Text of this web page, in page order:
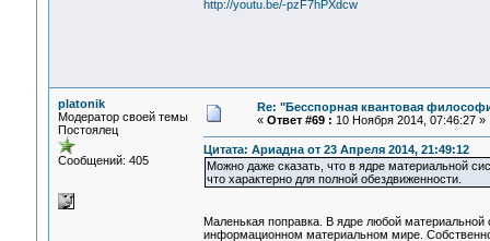
http://youtu.be/-pzF7hPXdcw
platonik
Модератор своей темы
Постоялец
Сообщений: 405
Re: "Бесспорная квантовая
« Ответ #69 : 10 Ноября 2014, 07:46:27 »
Цитата: Ариадна от 23 Апреля 2014, 21:49:12
Можно даже сказать, что в ядре материальной
что характерно для полной обездвиженности.
Маленькая поправка. В ядре любой
информационном материальном мире.